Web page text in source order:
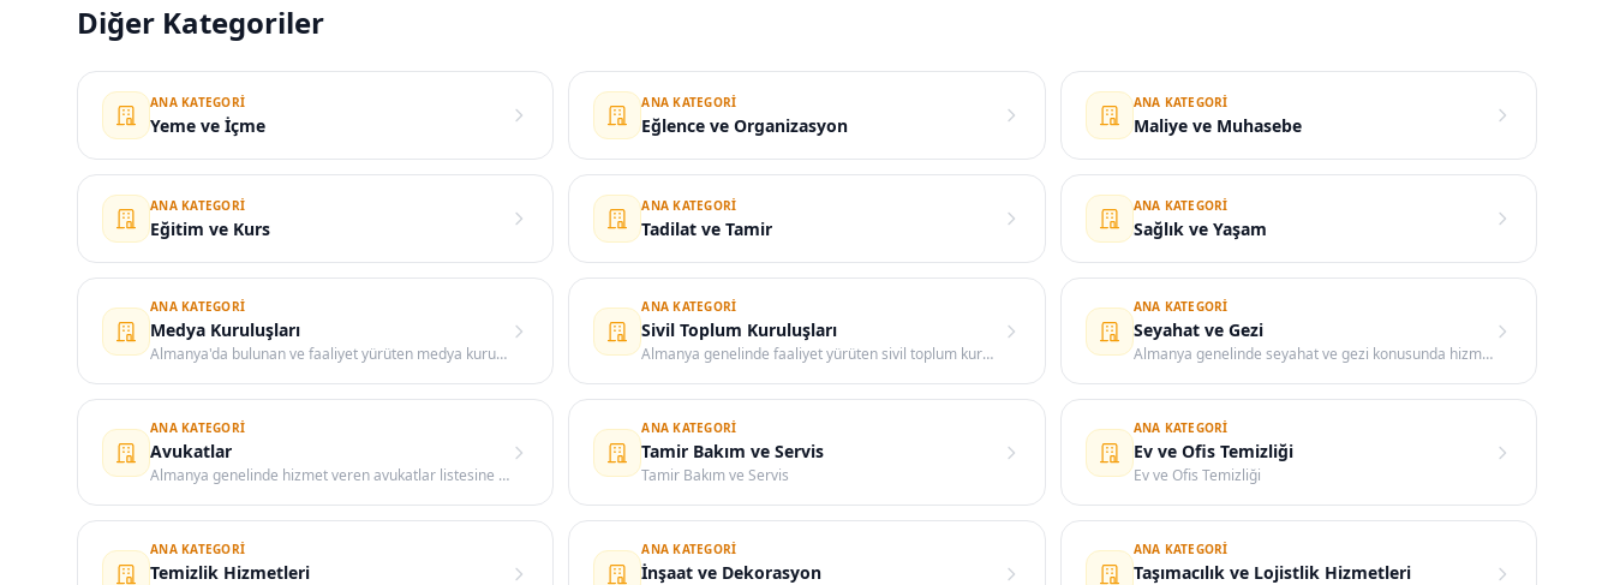
Diğer Kategoriler
ANA KATEGORI
Yeme ve İçme
ANA KATEGORI
Eğlence ve Organizasyon
ANA KATEGORI
Maliye ve Muhasebe
ANA KATEGORI
Eğitim ve Kurs
ANA KATEGORI
Tadilat ve Tamir
ANA KATEGORI
Sağlık ve Yaşam
ANA KATEGORI
Medya Kuruluşları
Almanya'da bulunan ve faaliyet yürüten medya kuruluşlarını, gazete ve dergileri bulabileceğiniz bir kategori.
ANA KATEGORI
Sivil Toplum Kuruluşları
Almanya genelinde faaliyet yürüten sivil toplum kuruluşlarına ulaşabileceğiniz kategori.
ANA KATEGORI
Seyahat ve Gezi
Almanya genelinde seyahat ve gezi konusunda hizmet sunan şirket, kurum ve kuruluşları bulabileceğiniz kategori.
ANA KATEGORI
Avukatlar
Almanya genelinde hizmet veren avukatlar listesine bu kategoride ulaşabilirsiniz.
ANA KATEGORI
Tamir Bakım ve Servis
Tamir Bakım ve Servis
ANA KATEGORI
Ev ve Ofis Temizliği
Ev ve Ofis Temizliği
ANA KATEGORI
Temizlik Hizmetleri
ANA KATEGORI
İnşaat ve Dekorasyon
ANA KATEGORI
Taşımacılık ve Lojistlik Hizmetleri